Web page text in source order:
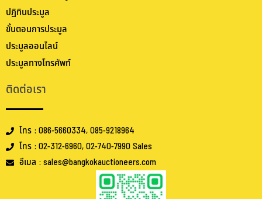
ปฏิทินประมูล
ขั้นตอนการประมูล
ประมูลออนไลน์
ประมูลทางโทรศัพท์
ติดต่อเรา
โทร : 086-5660334, 085-9218964
โทร : 02-312-6960, 02-740-7990 Sales
อีเมล : sales@bangkokauctioneers.com